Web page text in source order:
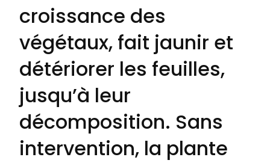
croissance des
végétaux, fait jaunir et
détériorer les feuilles,
jusqu’à leur
décomposition. Sans
intervention, la plante